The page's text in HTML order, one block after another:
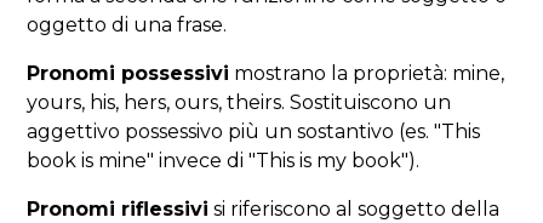
oggetto di una frase.
Pronomi possessivi mostrano la proprietà: mine,
yours, his, hers, ours, theirs. Sostituiscono un
aggettivo possessivo più un sostantivo (es. "This
book is mine" invece di "This is my book").
Pronomi riflessivi si riferiscono al soggetto della